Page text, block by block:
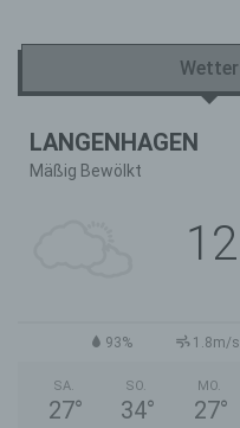
Wetter
LANGENHAGEN
Mäßig Bewölkt
12
93% 1.8m/s
SA.
27°
SO.
34°
MO.
27°